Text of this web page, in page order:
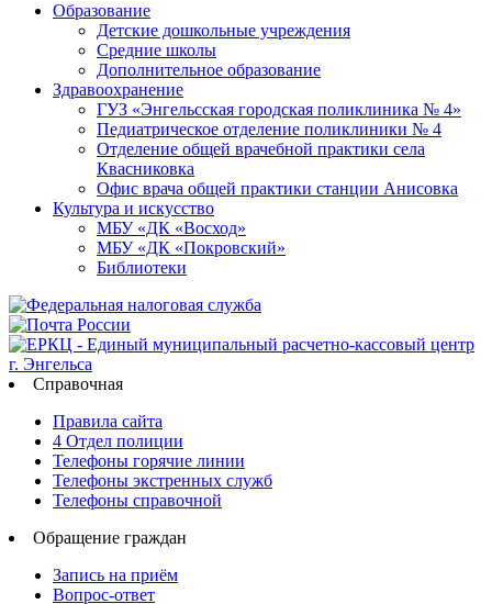
Образование
Детские дошкольные учреждения
Средние школы
Дополнительное образование
Здравоохранение
ГУЗ «Энгельсская городская поликлиника № 4»
Педиатрическое отделение поликлиники № 4
Отделение общей врачебной практики села
Квасниковка
Офис врача общей практики станции Анисовка
Культура и искусство
МБУ «ДК «Восход»
МБУ «ДК «Покровский»
Библиотеки
Справочная
Правила сайта
4 Отдел полиции
Телефоны горячие линии
Телефоны экстренных служб
Телефоны справочной
Обращение граждан
Запись на приём
Вопрос-ответ